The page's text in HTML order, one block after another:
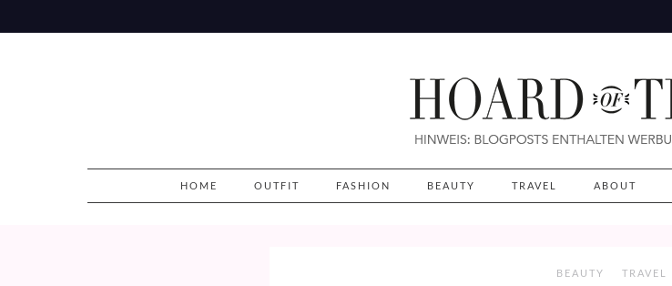
to
HOME OUTFIT FASHION BEAUTY TRAVEL ABOUT
BEAUTY TRAVEL